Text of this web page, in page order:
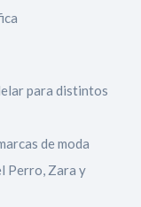
para distintos
de moda
Perro, Zara y